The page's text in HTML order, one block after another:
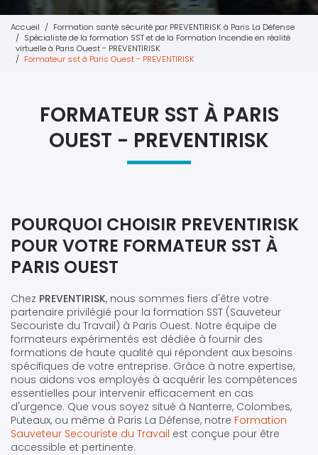
Accueil
Formation santé sécurité par PREVENTIRISK à Paris La Défense
Spécialiste de la formation SST et de la Formation Incendie en réalité
virtuelle à Paris Ouest - PREVENTIRISK
Formateur sst à Paris Ouest - PREVENTIRISK
FORMATEUR SST À PARIS
OUEST - PREVENTIRISK
POURQUOI CHOISIR PREVENTIRISK
POUR VOTRE FORMATEUR SST À
PARIS OUEST
Chez PREVENTIRISK, nous sommes fiers d'être votre
partenaire privilégié pour la formation SST (Sauveteur
Secouriste du Travail) à Paris Ouest. Notre équipe de
formateurs expérimentés est dédiée à fournir des
formations de haute qualité qui répondent aux besoins
spécifiques de votre entreprise. Grâce à notre expertise,
nous aidons vos employés à acquérir les compétences
essentielles pour intervenir efficacement en cas
d'urgence. Que vous soyez situé à Nanterre, Colombes,
Puteaux, ou même à Paris La Défense, notre Formation
Sauveteur Secouriste du Travail est conçue pour être
accessible et pertinente.